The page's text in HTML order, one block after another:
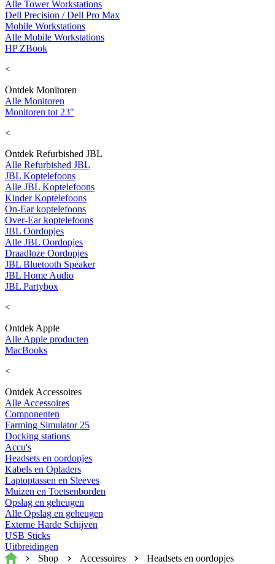
Alle Tower Workstations
Dell Precision / Dell Pro Max
Mobile Workstations
Alle Mobile Workstations
HP ZBook
<
Ontdek Monitoren
Alle Monitoren
Monitoren tot 23"
<
Ontdek Refurbished JBL
Alle Refurbished JBL
JBL Koptelefoons
Alle JBL Koptelefoons
Kinder Koptelefoons
On-Ear koptelefoons
Over-Ear koptelefoons
JBL Oordopjes
Alle JBL Oordopjes
Draadloze Oordopjes
JBL Bluetooth Speaker
JBL Home Audio
JBL Partybox
<
Ontdek Apple
Alle Apple producten
MacBooks
<
Ontdek Accessoires
Alle Accessoires
Componenten
Farming Simulator 25
Docking stations
Accu's
Headsets en oordopjes
Kabels en Opladers
Laptoptassen en Sleeves
Muizen en Toetsenborden
Opslag en geheugen
Alle Opslag en geheugen
Externe Harde Schijven
USB Sticks
Uitbreidingen
Home
Shop Accessoires
Headsets en oordopjes